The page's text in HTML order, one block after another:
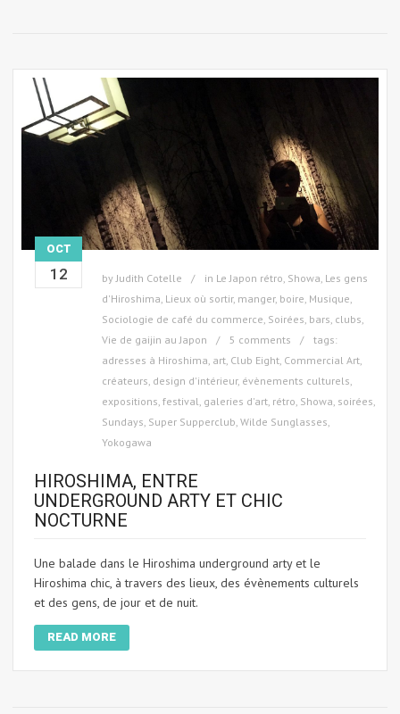
OCT
12 by Judith Cotelle in Le Japon rétro, Showa Les gens
d'Hiroshima Lieux où sortir, manger, boire Musique
Sociologie de café du commerce Soirées, bars, clubs
Vie de gaijin au Japon
5 comments
tags:
adresses à Hiroshima art Club Eight Commercial Art
créateurs design d'intérieur, évènements culturels
expositions festival galeries d'art rétro Showa soirées
Sundays Super Supperclub Wilde Sunglasses
Yokogawa
HIROSHIMA, ENTRE
UNDERGROUND ARTY ET CHIC
NOCTURNE
Une balade dans le Hiroshima underground arty et le
Hiroshima chic, à travers des lieux, des évènements culturels
et des gens, de jour et de nuit.
READ MORE